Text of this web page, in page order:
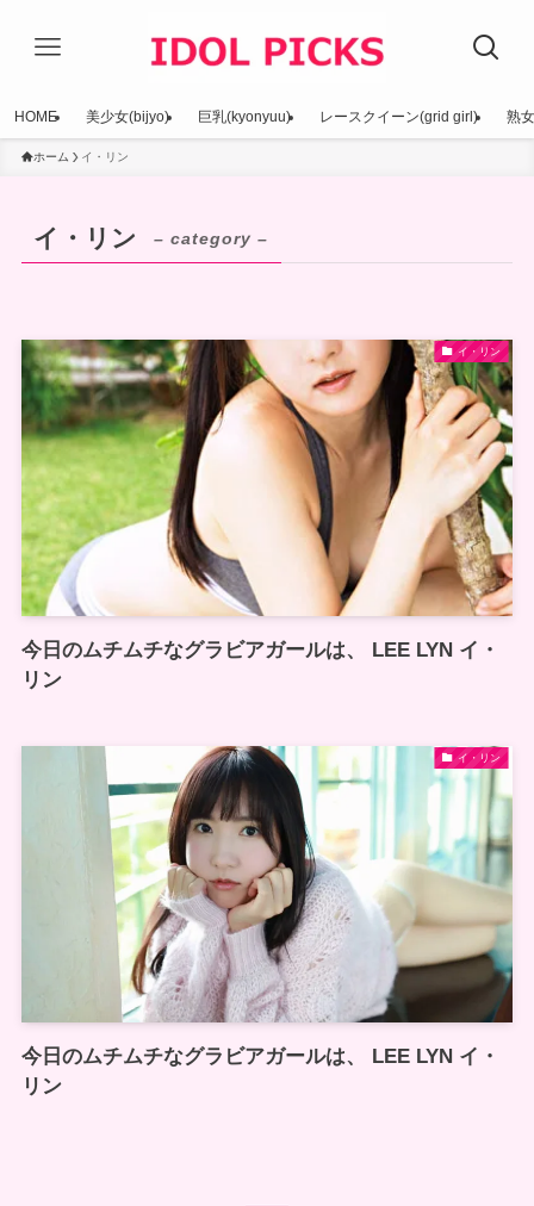
HOME 美少女(bijyo) 巨乳(kyonyuu) レースクイーン(grid girl) 熟
ホーム イ・リン
イ・リン – category –
イ・リン
今日のムチムチなグラビアガールは、 LEE LYN イ・
リン
イ・リン
今日のムチムチなグラビアガールは、 LEE LYN イ・
リン